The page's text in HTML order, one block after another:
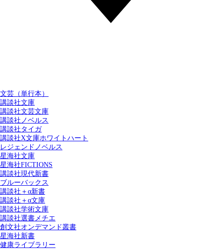
文芸（単行本）
講談社文庫
講談社文芸文庫
講談社ノベルス
講談社タイガ
講談社X文庫ホワイトハート
レジェンドノベルス
星海社文庫
星海社FICTIONS
講談社現代新書
ブルーバックス
講談社＋α新書
講談社＋α文庫
講談社学術文庫
講談社選書メチエ
創文社オンデマンド叢書
星海社新書
健康ライブラリー